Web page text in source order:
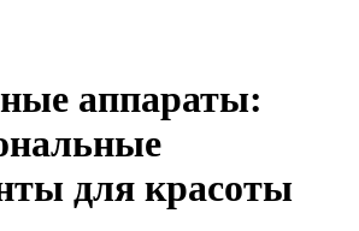
аппараты:
для красоты